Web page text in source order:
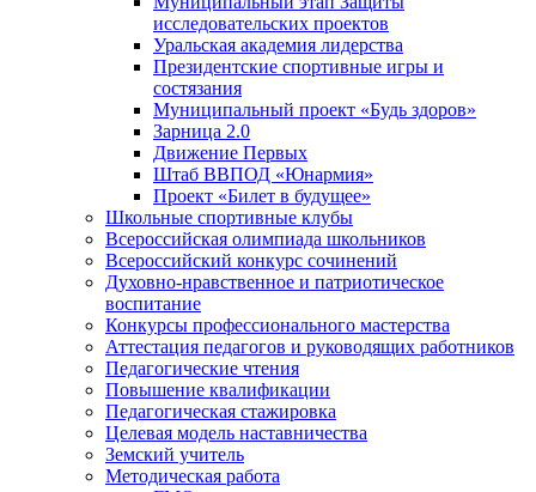
исследовательских проектов
Уральская академия лидерства
Президентские спортивные игры и
состязания
Муниципальный проект «Будь здоров»
Зарница 2.0
Движение Первых
Штаб ВВПОД «Юнармия»
Проект «Билет в будущее»
Школьные спортивные клубы
Всероссийская олимпиада школьников
Всероссийский конкурс сочинений
Духовно-нравственное и патриотическое
воспитание
Конкурсы профессионального мастерства
Аттестация педагогов и руководящих работников
Педагогические чтения
Повышение квалификации
Педагогическая стажировка
Целевая модель наставничества
Земский учитель
Методическая работа